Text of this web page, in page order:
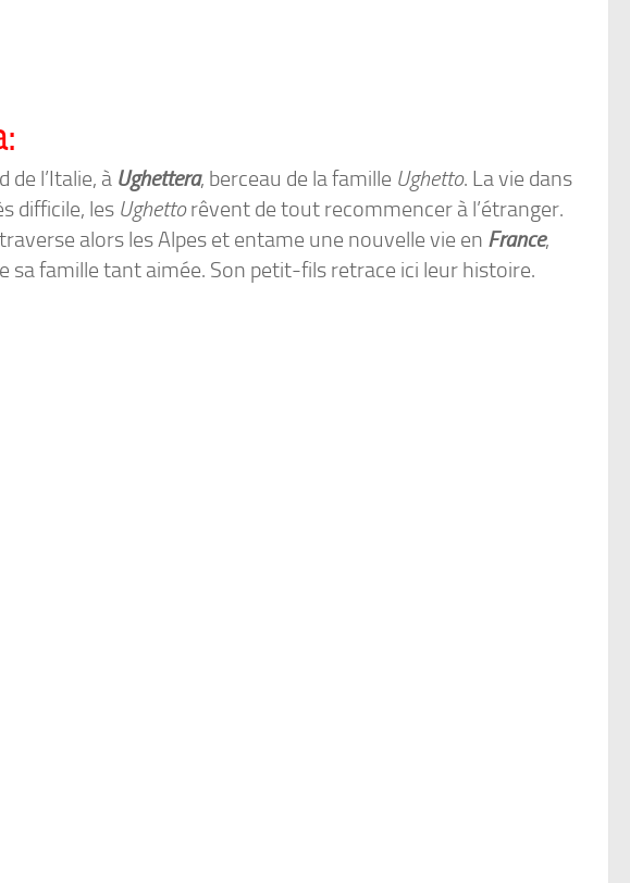
de l’Italie, à Ughettera, berceau de la famille Ughetto. La vie dans
difficile, les Ughettorêvent de tout recommencer à l’étranger.
alors les Alpes et entame une nouvelle vie en France,
sa famille tant aimée. Son petit-fils retrace ici leur histoire.